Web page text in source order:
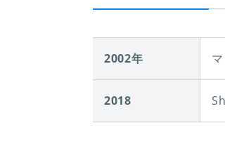
2002年
2018